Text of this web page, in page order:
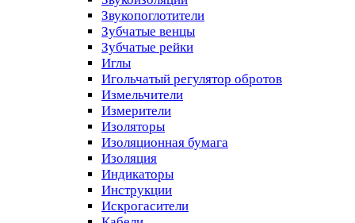
Звукопоглотители
Зубчатые венцы
Зубчатые рейки
Иглы
Игольчатый регулятор обротов
Измельчители
Измерители
Изоляторы
Изоляционная бумага
Изоляция
Индикаторы
Инструкции
Искрогасители